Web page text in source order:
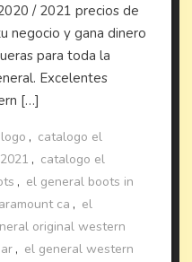
/ 2021 precios de
negocio y gana dinero
para toda la
Excelentes
[…]
, catalogo el
, catalogo el
, el general boots in
ca , el
original western
, el general western